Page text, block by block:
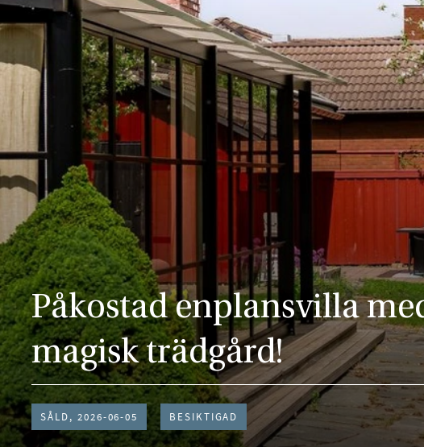
Påkostad enplansvilla
magisk trädgård!
SÅLD, 2026-06-05 BESIKTIGAD